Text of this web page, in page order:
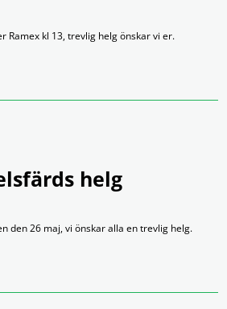
Ramex kl 13, trevlig helg önskar vi er.
helg
den 26 maj, vi önskar alla en trevlig helg.